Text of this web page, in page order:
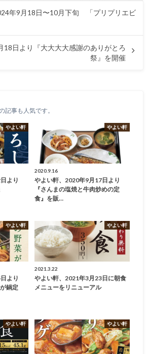
年9月18日〜10月下旬 「プリプリエビ
18日より『大大大大感謝のありがとろ
祭』を開催
記事も人気です。
やよい軒
より
やよい軒
2020.9.16
やよい軒、2020年9月17日より
『さんまの塩焼と牛肉炒めの定
食』を販…
やよい軒
より
鍋定
やよい軒
2021.3.22
やよい軒、2021年3月23日に朝食
メニューをリニューアル
やよい軒 やよい軒